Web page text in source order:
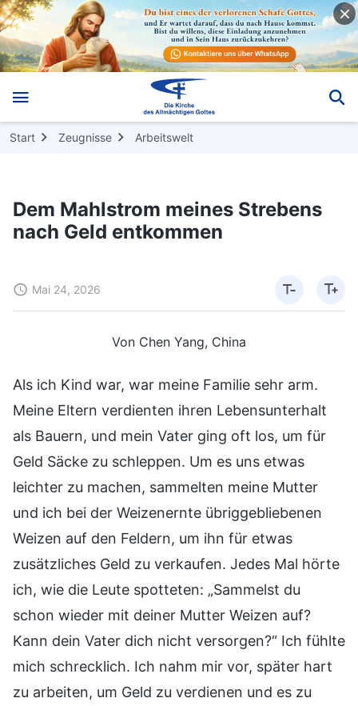
Start Zeugnisse Arbeitswelt
Dem Mahlstrom meines Strebens
nach Geld entkommen
Mai 24, 2026
Von Chen Yang, China
Als ich Kind war, war meine Familie sehr arm.
Meine Eltern verdienten ihren Lebensunterhalt
als Bauern, und mein Vater ging oft los, um für
Geld Säcke zu schleppen. Um es uns etwas
leichter zu machen, sammelten meine Mutter
und ich bei der Weizenernte übriggebliebenen
Weizen auf den Feldern, um ihn für etwas
zusätzliches Geld zu verkaufen. Jedes Mal hörte
ich, wie die Leute spotteten: „Sammelst du
schon wieder mit deiner Mutter Weizen auf?
Kann dein Vater dich nicht versorgen?“ Ich fühlte
mich schrecklich. Ich nahm mir vor, später hart
zu arbeiten, um Geld zu verdienen und es zu